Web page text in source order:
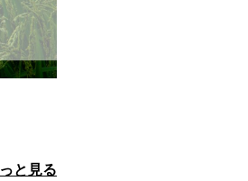
と見る